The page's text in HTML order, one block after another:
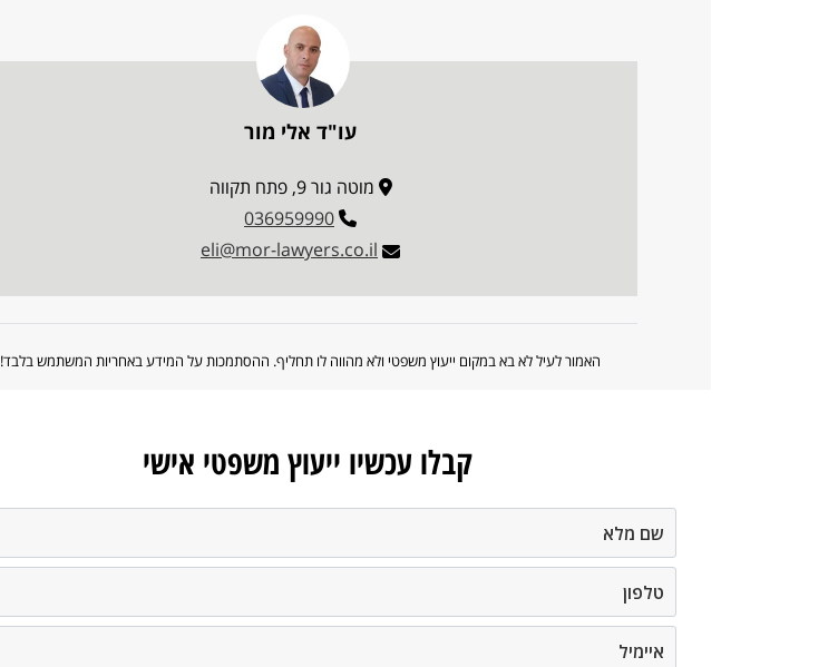
עו"ד אלי מור
מוטה גור 9, פתח תקווה
036959990
eli@mor-lawyers.co.il
האמור לעיל לא בא במקום ייעוץ משפטי ולא מהווה לו תחליף. ההסתמכות על המידע באחריות המשתמש בלבד!
קבלו עכשיו ייעוץ משפטי אישי